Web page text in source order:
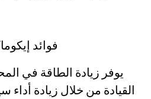
فوائد
يوفر زيادة الطاقة في
القيادة من خلال زيادة